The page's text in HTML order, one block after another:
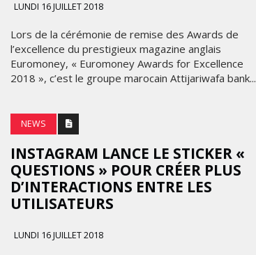
LUNDI 16 JUILLET 2018
Lors de la cérémonie de remise des Awards de
l’excellence du prestigieux magazine anglais
Euromoney, « Euromoney Awards for Excellence
2018 », c’est le groupe marocain Attijariwafa bank...
NEWS
INSTAGRAM LANCE LE STICKER «
QUESTIONS » POUR CRÉER PLUS
D’INTERACTIONS ENTRE LES
UTILISATEURS
LUNDI 16 JUILLET 2018